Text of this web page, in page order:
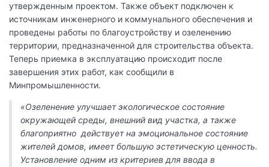
утвержденным проектом. Также объект подключен к
источникам инженерного и коммунального обеспечения и
проведены работы по благоустройству и озеленению
территории, предназначенной для строительства объекта.
Теперь приемка в эксплуатацию происходит после
завершения этих работ, как сообщили в
Минпромышленности.
«Озеленение улучшает экологическое состояние
окружающей среды, внешний вид участка, а также
благоприятно действует на эмоциональное состояние
жителей домов, имеет большую эстетическую ценность.
Установление одним из критериев для ввода в